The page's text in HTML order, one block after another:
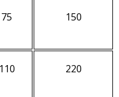
75 150
110 220